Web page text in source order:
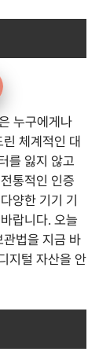
누구에게나
체계적인 대
를 잃지 않고
통적인 인증
양한 기기 기
랍니다. 오늘
법을 지금 바
지털 자산을 안